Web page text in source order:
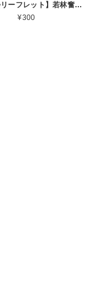
【展覧会リーフレット】若林奮 Isamu Wakabayashi 2005.9.6 ー 11.13 世田谷美術館 2005 [310194527]
¥300